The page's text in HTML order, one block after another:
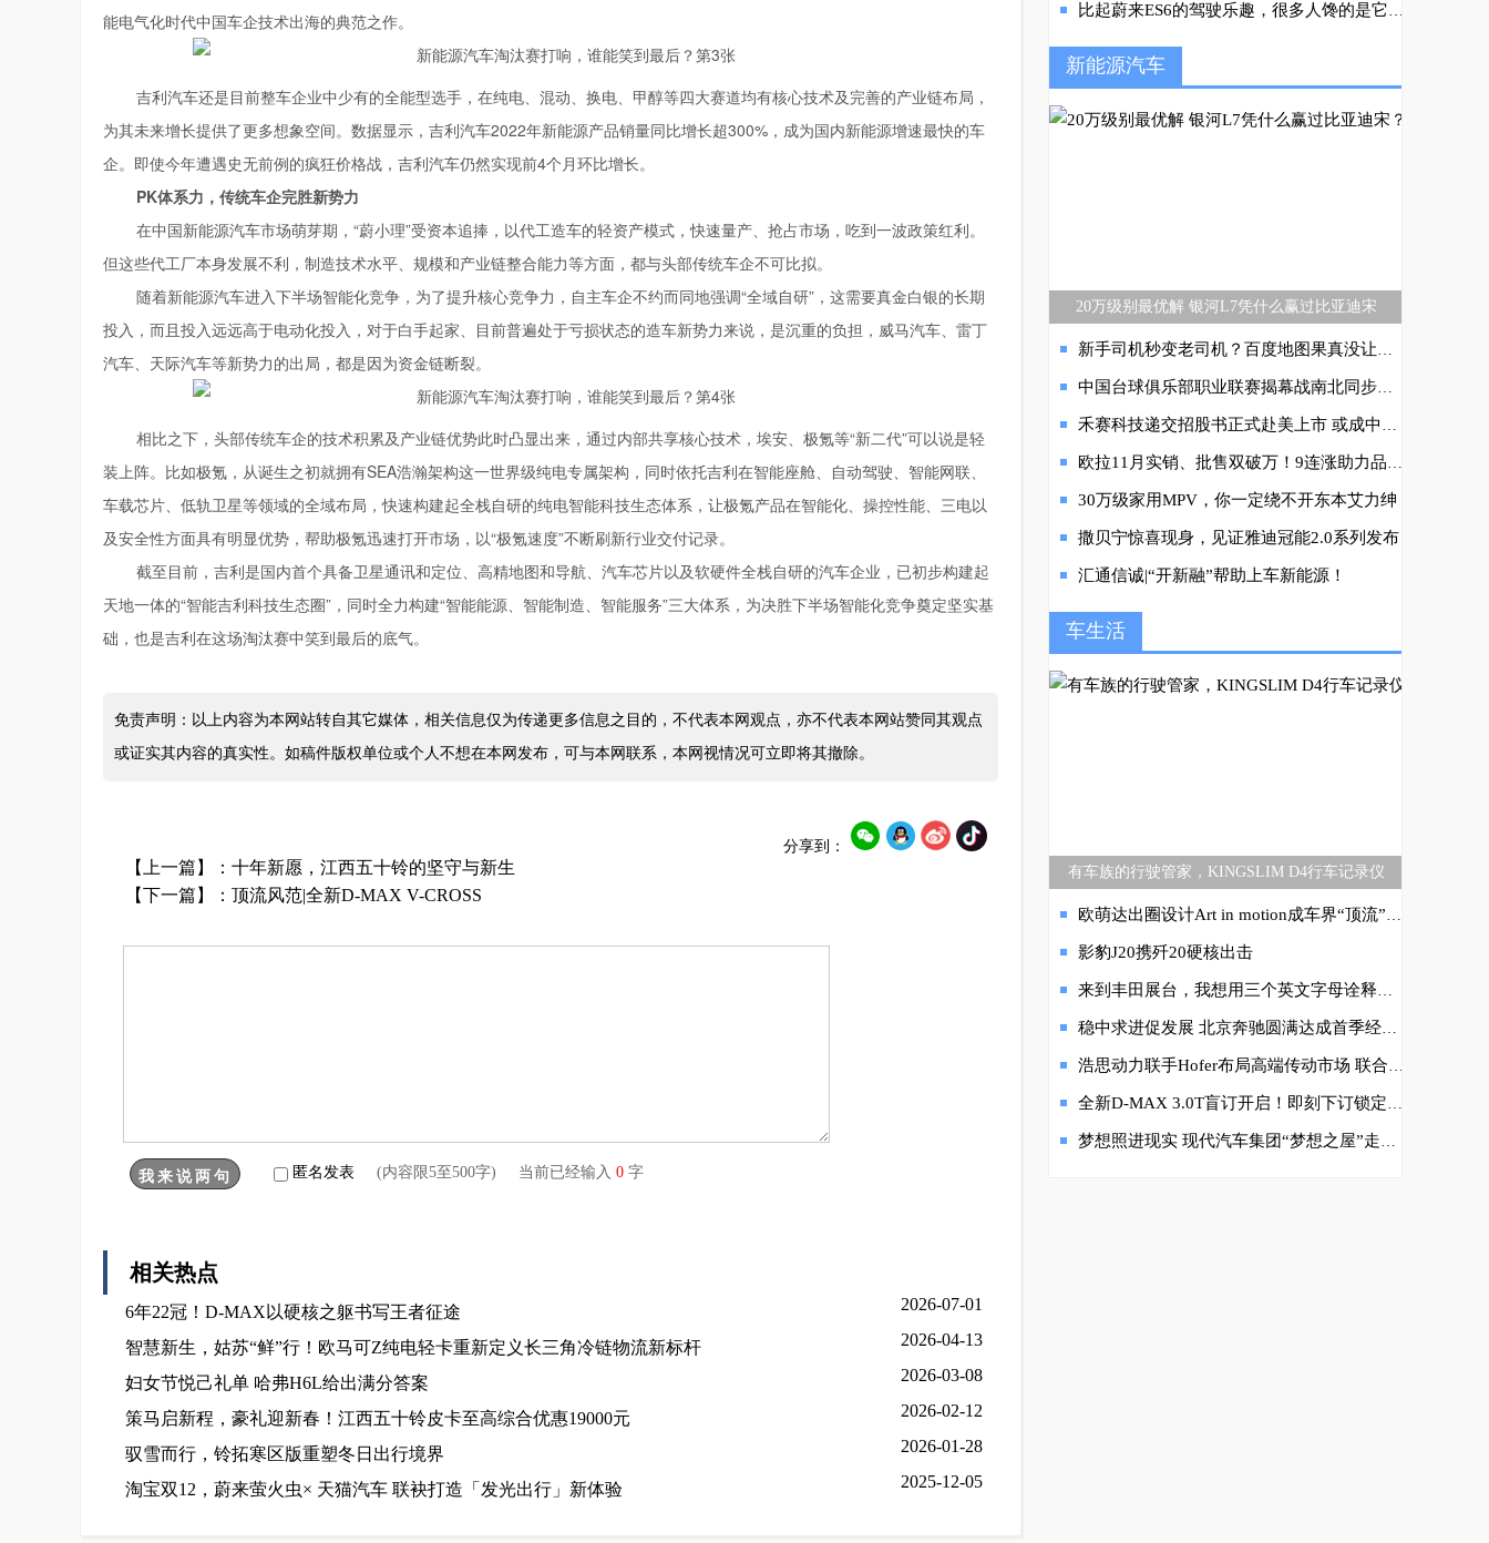
能电气化时代中国车企技术出海的典范之作。
吉利汽车还是目前整车企业中少有的全能型选手，在纯电、混动、换电、甲醇等四大赛道均有核心技术及完善的产业链布局，
为其未来增长提供了更多想象空间。数据显示，吉利汽车2022年新能源产品销量同比增长超300%，成为国内新能源增速最快的车
企。即使今年遭遇史无前例的疯狂价格战，吉利汽车仍然实现前4个月环比增长。
PK体系力，传统车企完胜新势力
在中国新能源汽车市场萌芽期，“蔚小理”受资本追捧，以代工造车的轻资产模式，快速量产、抢占市场，吃到一波政策红利。
但这些代工厂本身发展不利，制造技术水平、规模和产业链整合能力等方面，都与头部传统车企不可比拟。
随着新能源汽车进入下半场智能化竞争，为了提升核心竞争力，自主车企不约而同地强调“全域自研”，这需要真金白银的长期
投入，而且投入远远高于电动化投入，对于白手起家、目前普遍处于亏损状态的造车新势力来说，是沉重的负担，威马汽车、雷丁
汽车、天际汽车等新势力的出局，都是因为资金链断裂。
相比之下，头部传统车企的技术积累及产业链优势此时凸显出来，通过内部共享核心技术，埃安、极氪等“新二代”可以说是轻
装上阵。比如极氪，从诞生之初就拥有SEA浩瀚架构这一世界级纯电专属架构，同时依托吉利在智能座舱、自动驾驶、智能网联、
车载芯片、低轨卫星等领域的全域布局，快速构建起全栈自研的纯电智能科技生态体系，让极氪产品在智能化、操控性能、三电以
及安全性方面具有明显优势，帮助极氪迅速打开市场，以“极氪速度”不断刷新行业交付记录。
截至目前，吉利是国内首个具备卫星通讯和定位、高精地图和导航、汽车芯片以及软硬件全栈自研的汽车企业，已初步构建起
天地一体的“智能吉利科技生态圈”，同时全力构建“智能能源、智能制造、智能服务”三大体系，为决胜下半场智能化竞争奠定坚实基
础，也是吉利在这场淘汰赛中笑到最后的底气。
免责声明：以上内容为本网站转自其它媒体，相关信息仅为传递更多信息之目的，不代表本网观点，亦不代表本网站赞同其观点
或证实其内容的真实性。如稿件版权单位或个人不想在本网发布，可与本网联系，本网视情况可立即将其撤除。
分享到：
【上一篇】： 十年新愿，江西五十铃的坚守与新生
【下一篇】： 顶流风范|全新D-MAX V-CROSS
匿名发表 (内容限5至500字) 当前已经输入 0 字
相关热点
6年22冠！D-MAX以硬核之躯书写王者征途 2026-07-01
智慧新生，姑苏“鲜”行！欧马可Z纯电轻卡重新定义长三角冷链物流新标杆 2026-04-13
妇女节悦己礼单 哈弗H6L给出满分答案 2026-03-08
策马启新程，豪礼迎新春！江西五十铃皮卡至高综合优惠19000元 2026-02-12
驭雪而行，铃拓寒区版重塑冬日出行境界 2026-01-28
淘宝双12，蔚来萤火虫× 天猫汽车 联袂打造「发光出行」新体验 2025-12-05
比起蔚来ES6的驾驶乐趣，很多人馋的是它的身子
新能源汽车
20万级别最优解 银河L7凭什么赢过比亚迪宋
新手司机秒变老司机？百度地图果真没让我白等
中国台球俱乐部职业联赛揭幕战南北同步开杆 首届CBL联赛小组赛正式打响
禾赛科技递交招股书正式赴美上市 或成中概股风向标
欧拉11月实销、批售双破万！9连涨助力品牌登顶销冠
30万级家用MPV，你一定绕不开东本艾力绅
撒贝宁惊喜现身，见证雅迪冠能2.0系列发布
汇通信诚|“开新融”帮助上车新能源！
车生活
有车族的行驶管家，KINGSLIM D4行车记录仪
欧萌达出圈设计Art in motion成车界“顶流”，7月12日将上市
影豹J20携歼20硬核出击
来到丰田展台，我想用三个英文字母诠释下“bZ 大有可为”
稳中求进促发展 北京奔驰圆满达成首季经营目标
浩思动力联手Hofer布局高端传动市场 联合研发高性能8挡变速箱
全新D-MAX 3.0T盲订开启！即刻下订锁定三重大礼
梦想照进现实 现代汽车集团“梦想之屋”走进上海华星小学